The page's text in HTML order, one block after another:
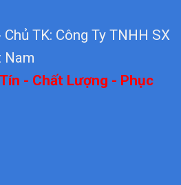
Chủ TK: Công Ty TNHH SX
Nam
- Chất Lượng - Phục